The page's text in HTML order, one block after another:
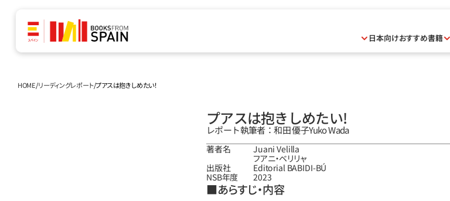
日本向けおすすめ書籍
HOME/リーディングレポート/プアスは抱きしめたい！
プアスは抱きしめたい！
レポート執筆者：和田 優子Yuko Wada
著者名
Juani Velilla
フアニ‧ベリリャ
出版社
Editorial BABIDI-BÚ
NSB年度
2023
■あらすじ・内容